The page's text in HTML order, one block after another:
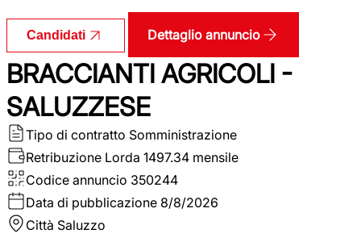
Candidati Dettaglio annuncio
BRACCIANTI AGRICOLI -
SALUZZESE
Tipo di contratto Somministrazione
Retribuzione Lorda 1497.34 mensile
Codice annuncio 350244
Data di pubblicazione 8/8/2026
Città Saluzzo